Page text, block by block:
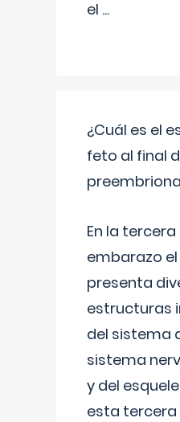
el ...
¿Cuál es el
feto al final
En la
embarazo
presenta
estructuras
del sistema
sistema
y del
esta tercera